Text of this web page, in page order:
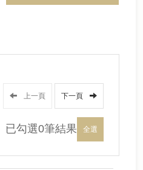
上一頁 下一頁
已勾選0筆結果 全選